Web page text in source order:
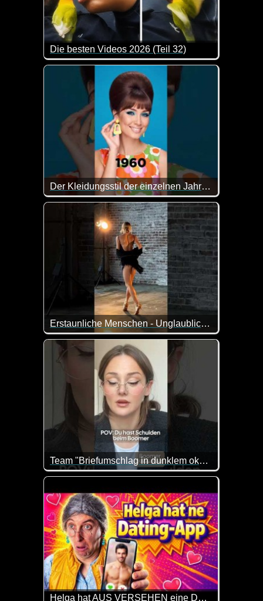
Die besten Videos 2026 (Teil 32)
Eine tolle Zusammenstellung von lustigen
Der Kleidungsstil der einzelnen Jahrzehnte...
Wenn das nicht faszinierend ist wie sich der
Erstaunliche Menschen - Unglaubliche Fähigkeiten
Team "Briefumschlag in dunklem okker"
Warum einfach, wenn es auch umständlich geht
Helga hat AUS VERSEHEN eine Dating-App installiert!